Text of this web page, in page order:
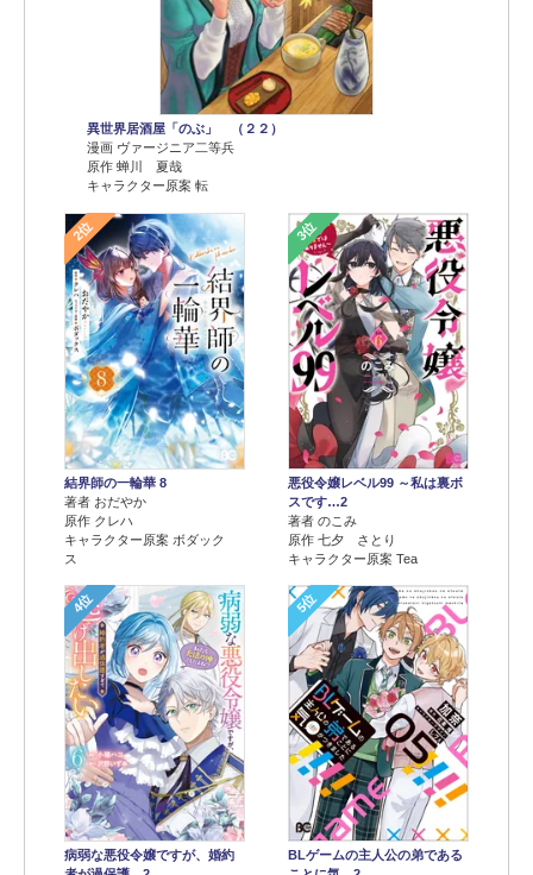
異世界居酒屋「のぶ」 （２２）
漫画 ヴァージニア二等兵
原作 蝉川 夏哉
キャラクター原案 転
2位
結界師の一輪華 8
著者 おだやか
原作 クレハ
キャラクター原案 ボダック
ス
3位
悪役令嬢レベル99 ～私は裏ボ
スです…2
著者 のこみ
原作 七夕 さとり
キャラクター原案 Tea
4位
病弱な悪役令嬢ですが、婚約
5位
BLゲームの主人公の弟である